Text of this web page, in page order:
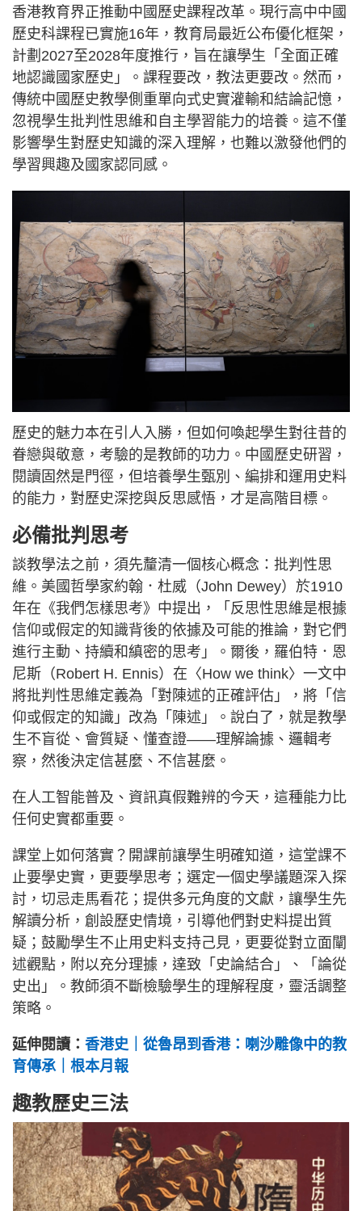
香港教育界正推動中國歷史課程改革。現行高中中國
歷史科課程已實施16年，教育局最近公布優化框架，
計劃2027至2028年度推行，旨在讓學生「全面正確
地認識國家歷史」。課程要改，教法更要改。然而，
傳統中國歷史教學側重單向式史實灌輸和結論記憶，
忽視學生批判性思維和自主學習能力的培養。這不僅
影響學生對歷史知識的深入理解，也難以激發他們的
學習興趣及國家認同感。
歷史的魅力本在引人入勝，但如何喚起學生對往昔的
眷戀與敬意，考驗的是教師的功力。中國歷史研習，
閱讀固然是門徑，但培養學生甄別、編排和運用史料
的能力，對歷史深挖與反思感悟，才是高階目標。
必備批判思考
談教學法之前，須先釐清一個核心概念：批判性思
維。美國哲學家約翰．杜威（John Dewey）於1910
年在《我們怎樣思考》中提出，「反思性思維是根據
信仰或假定的知識背後的依據及可能的推論，對它們
進行主動、持續和縝密的思考」。爾後，羅伯特．恩
尼斯（Robert H. Ennis）在〈How we think〉一文中
將批判性思維定義為「對陳述的正確評估」，將「信
仰或假定的知識」改為「陳述」。說白了，就是教學
生不盲從、會質疑、懂查證——理解論據、邏輯考
察，然後決定信甚麼、不信甚麼。
在人工智能普及、資訊真假難辨的今天，這種能力比
任何史實都重要。
課堂上如何落實？開課前讓學生明確知道，這堂課不
止要學史實，更要學思考；選定一個史學議題深入探
討，切忌走馬看花；提供多元角度的文獻，讓學生先
解讀分析，創設歷史情境，引導他們對史料提出質
疑；鼓勵學生不止用史料支持己見，更要從對立面闡
述觀點，附以充分理據，達致「史論結合」、「論從
史出」。教師須不斷檢驗學生的理解程度，靈活調整
策略。
延伸閱讀： 香港史｜從魯昂到香港：喇沙雕像中的教
育傳承｜根本月報
趣教歷史三法